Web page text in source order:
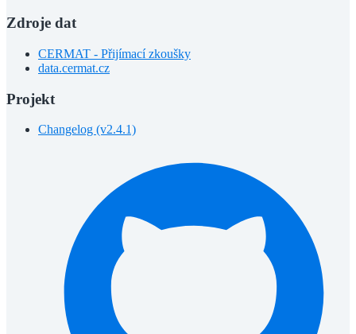
Zdroje dat
CERMAT - Přijímací zkoušky
data.cermat.cz
Projekt
Changelog (v2.4.1)